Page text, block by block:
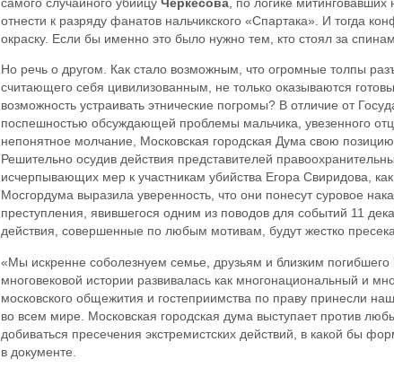
отнести к разряду фанатов нальчикского «Спартака». И тогда
окраску. Если бы именно это было нужно тем, кто стоял за
Но речь о другом. Как стало возможным, что огромные толпы
считающего себя цивилизованным, не только оказываются
возможность устраивать этнические погромы? В отличие от
поспешностью обсуждающей проблемы мальчика, увезенного
непонятное молчание, Московская городская Дума свою
Решительно осудив действия представителей
исчерпывающих мер к участникам убийства Егора Свиридова,
Мосгордума выразила уверенность, что они понесут суровое
преступления, явившегося одним из поводов для событий 11
действия, совершенные по любым мотивам, будут жестко
«Мы искренне соболезнуем семье, друзьям и близким
многовековой истории развивалась как многонациональный и
московского общежития и гостеприимства по праву принесли
во всем мире. Московская городская дума выступает против
добиваться пресечения экстремистских действий, в какой бы
в документе.